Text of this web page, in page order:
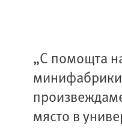
„С помощта
място в